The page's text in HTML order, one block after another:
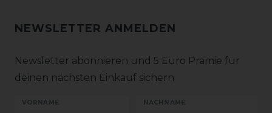
NEWSLETTER ANMELDEN
Newsletter abonnieren und 5 Euro Prämie für
deinen nächsten Einkauf sichern
VORNAME NACHNAME